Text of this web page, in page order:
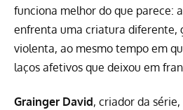
funciona melhor do que parece:
enfrenta uma criatura diferente,
violenta, ao mesmo tempo em
laços afetivos que deixou em
Grainger David, criador da